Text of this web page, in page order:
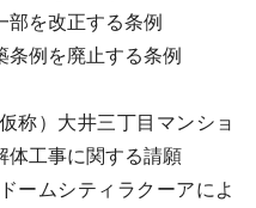
を改正する条例
例を廃止する条例
）大井三丁目マンショ
体工事に関する請願
ムシティラクーアによ